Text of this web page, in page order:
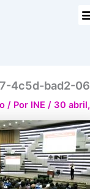
4c5d-bad2-
/ Por INE/ 30